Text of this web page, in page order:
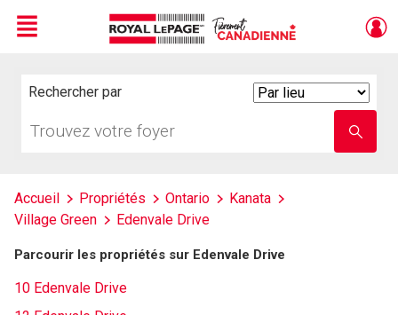
Menu
Rechercher par
votre
nom
Accueil Propriétés Ontario
Kanata
Village Green
Edenvale Drive
Parcourir les propriétés sur Edenvale Drive
10 Edenvale Drive